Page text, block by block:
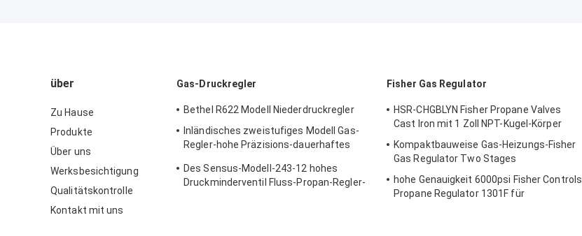
über
Zu Hause
Produkte
Über uns
Werksbesichtigung
Qualitätskontrolle
Kontakt mit uns
Gas-Druckregler
Bethel R622 Modell Niederdruckregler
Inländisches zweistufiges Modell Gas-
Regler-hohe Präzisions-dauerhaftes
Des Sensus-Modell-243-12 hohes
Druckminderventil Fluss-Propan-Regler-
Fisher Gas Regulator
HSR-CHGBLYN Fisher Propane Valves
Cast Iron mit 1 Zoll NPT-Kugel-Körper
Kompaktbauweise Gas-Heizungs-Fisher
Gas Regulator Two Stages
hohe Genauigkeit 6000psi Fisher Controls
Propane Regulator 1301F für